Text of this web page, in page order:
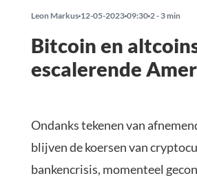
Leon Markus 12-05-2023 09:30 2 - 3 min
Bitcoin en
escalerende
Ondanks tekenen van
blijven de koersen van
bankencrisis, momenteel